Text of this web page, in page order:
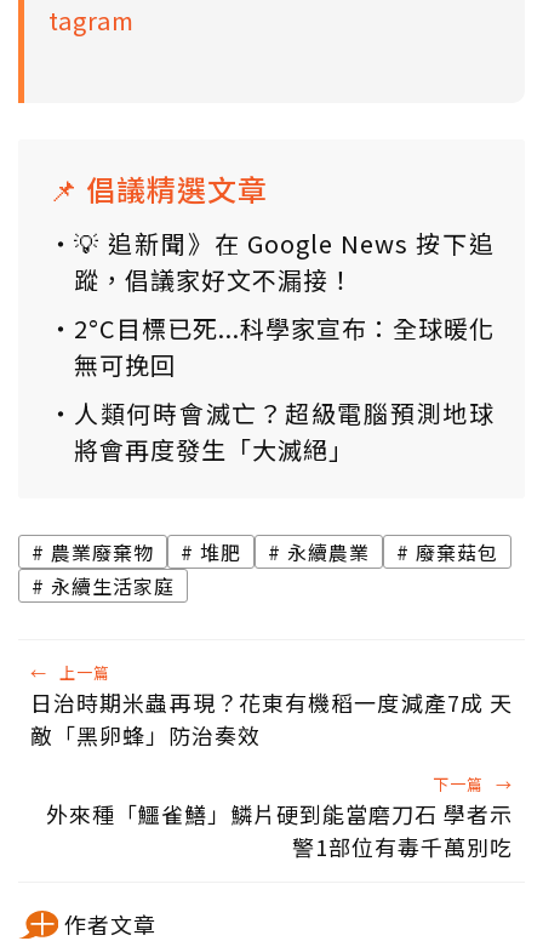
tagram
📌 倡議精選文章
💡 追新聞》在 Google News 按下追
蹤，倡議家好文不漏接！
2°C目標已死...科學家宣布：全球暖化
無可挽回
人類何時會滅亡？超級電腦預測地球
將會再度發生「大滅絕」
農業廢棄物 堆肥 永續農業
廢棄菇包
永續生活家庭
← 上一篇
日治時期米蟲再現？花東有機稻一度減產7成 天
敵「黑卵蜂」防治奏效
下一篇 →
外來種「鱷雀鱔」鱗片硬到能當磨刀石 學者示
警1部位有毒千萬別吃
作者文章